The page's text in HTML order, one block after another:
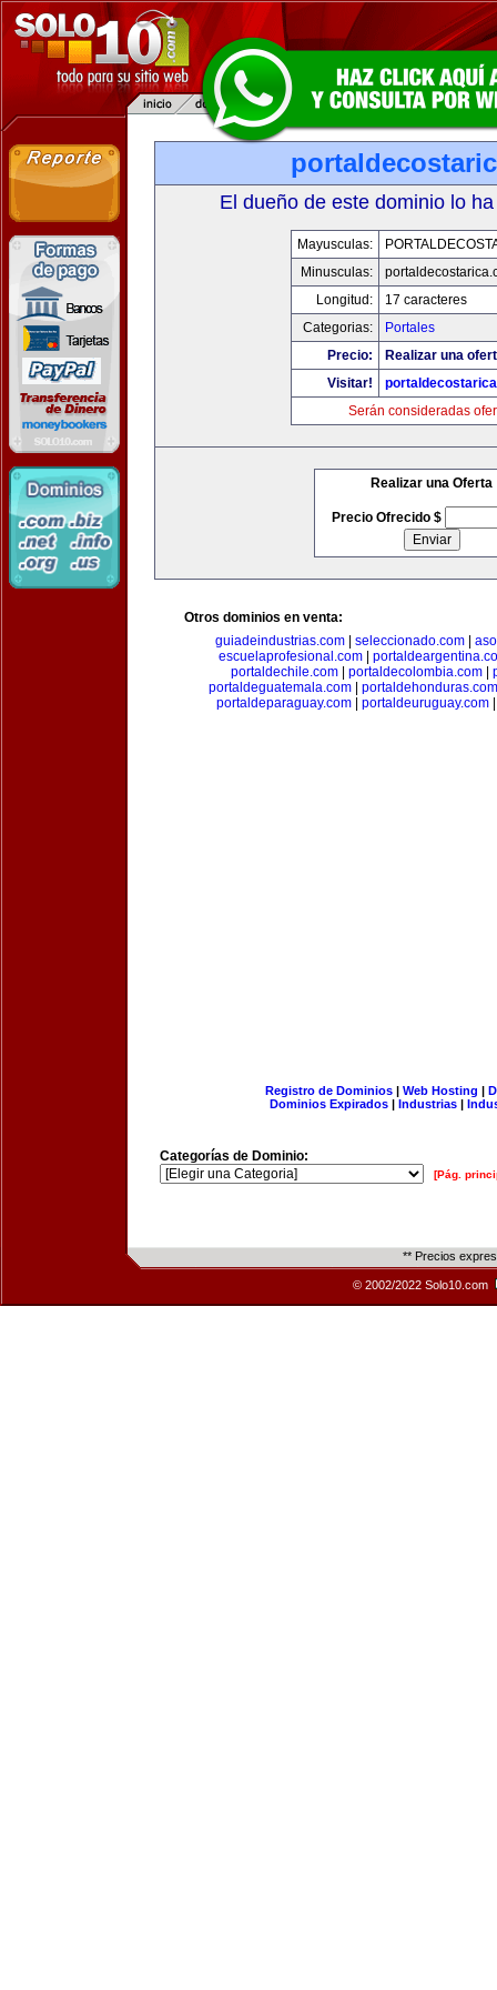
El dueño de este dominio lo
Mayusculas:
Minusculas:
Longitud:
17 caracteres
Categorias:
Portales
Precio:
Realizar una
Visitar!
Serán consideradas
Realizar una Oferta
Precio Ofrecido $
Otros dominios en venta:
guiadeindustrias.com
seleccionado.com
escuelaprofesional.com
portaldechile.com
portaldecolombia.com
portaldeguatemala.com
portaldehonduras.com
portaldeparaguay.com| portaldeuruguay.com
Registro de Dominios| Web Hosting |
Dominios Expirados | Industrias |
Categorías de Dominio:
[Pág.
** Precios
© 2002/2022 Solo10.com